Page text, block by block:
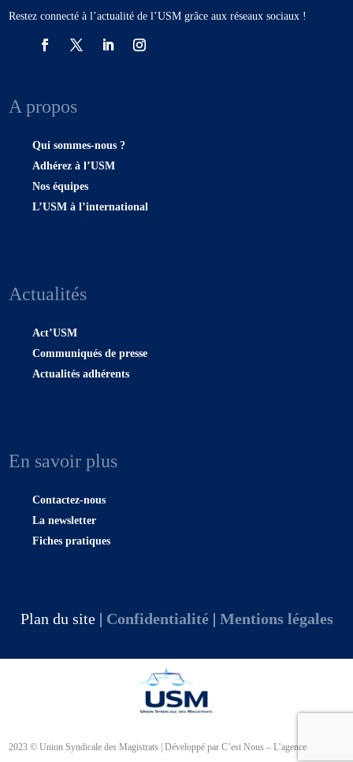
Restez connecté à l’actualité de l’USM grâce aux réseaux sociaux !
A propos
Qui sommes-nous ?
Adhérez à l’USM
Nos équipes
L’USM à l’international
Actualités
Act’USM
Communiqués de presse
Actualités adhérents
En savoir plus
Contactez-nous
La newsletter
Fiches pratiques
Plan du site | Confidentialité| Mentions légales
2023 © Union Syndicale des Magistrats | Développé par C’est Nous – L’agence